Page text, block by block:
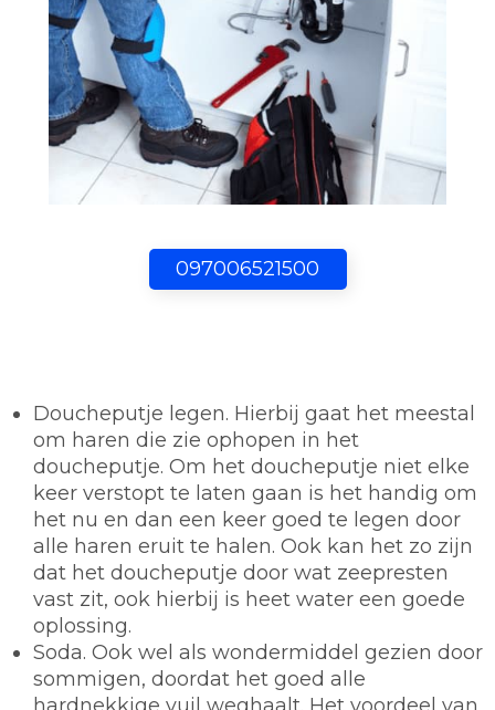
097006521500
Doucheputje legen. Hierbij gaat het meestal
om haren die zie ophopen in het
doucheputje. Om het doucheputje niet elke
keer verstopt te laten gaan is het handig om
het nu en dan een keer goed te legen door
alle haren eruit te halen. Ook kan het zo zijn
dat het doucheputje door wat zeepresten
vast zit, ook hierbij is heet water een goede
oplossing.
Soda. Ook wel als wondermiddel gezien door
sommigen, doordat het goed alle